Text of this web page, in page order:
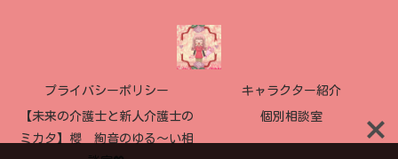
プライバシーポリシー キャラクター紹介
【未来の介護士と新人介護士の
ミカタ】櫻 絢音のゆる〜い相
個別相談室